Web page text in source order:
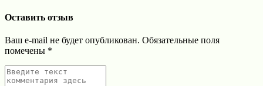
Оставить отзыв
Ваш e-mail не будет опубликован. Обязательные поля
помечены *